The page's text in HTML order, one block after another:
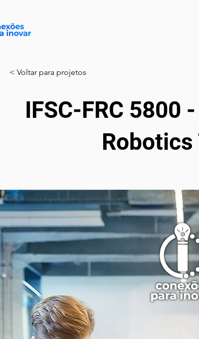
< Voltar para projetos
IFSC-FRC 5800
Robotics